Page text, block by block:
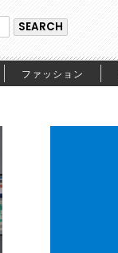
ファッション